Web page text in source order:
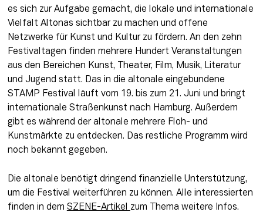
es sich zur Aufgabe gemacht, die lokale und internationale
Vielfalt Altonas sichtbar zu machen und offene
Netzwerke für Kunst und Kultur zu fördern. An den zehn
Festivaltagen finden mehrere Hundert Veranstaltungen
aus den Bereichen Kunst, Theater, Film, Musik, Literatur
und Jugend statt. Das in die altonale eingebundene
STAMP Festival läuft vom 19. bis zum 21. Juni und bringt
internationale Straßenkunst nach Hamburg. Außerdem
gibt es während der altonale mehrere Floh- und
Kunstmärkte zu entdecken. Das restliche Programm wird
noch bekannt gegeben.
Die altonale benötigt dringend finanzielle Unterstützung,
um die Festival weiterführen zu können. Alle interessierten
finden in dem SZENE-Artikel zum Thema weitere Infos.